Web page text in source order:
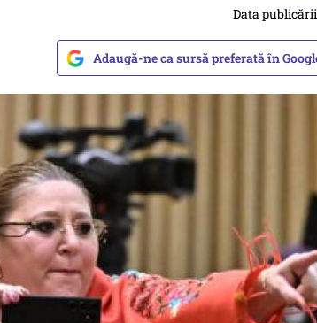
Data
Adaugă-ne ca sursă preferată în